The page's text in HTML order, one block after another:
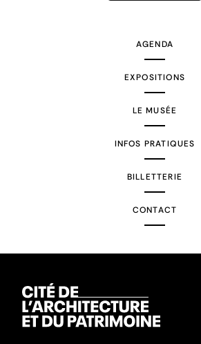
AGENDA
EXPOSITIONS
LE MUSÉE
INFOS PRATIQUES
BILLETTERIE
CONTACT